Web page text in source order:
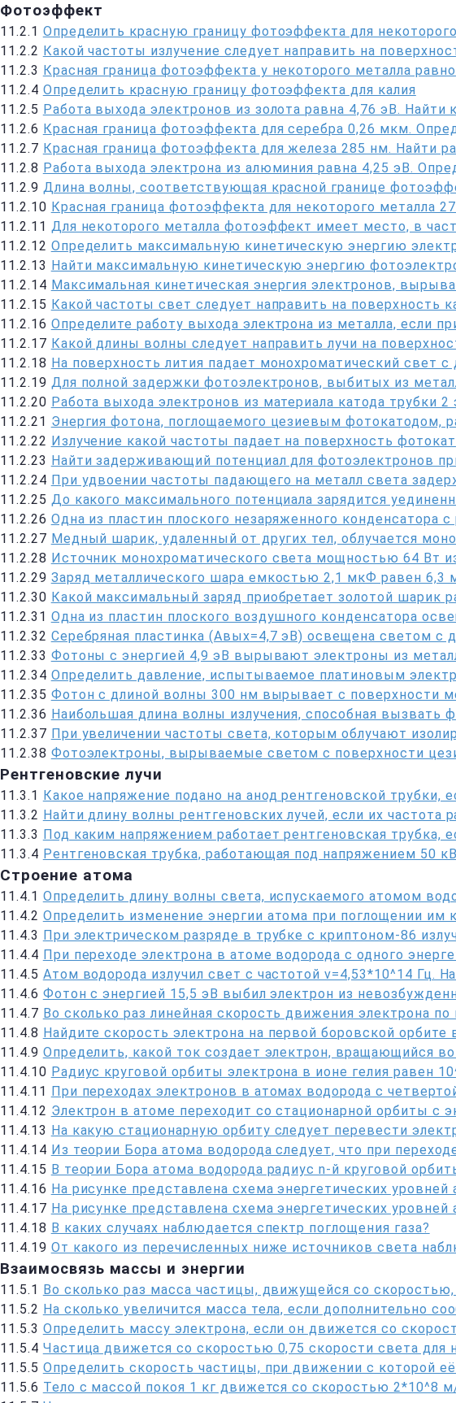
Фотоэффект
11.2.1 Определить красную границу фотоэффекта для
11.2.2 Какой частоты излучение следует направить на
11.2.3 Красная граница фотоэффекта у некоторого металла
11.2.4 Определить красную границу фотоэффекта для калия
11.2.5 Работа выхода электронов из золота равна 4,76 эВ.
11.2.6 Красная граница фотоэффекта для серебра 0,26 мкм.
11.2.7 Красная граница фотоэффекта для железа 285 нм. Найти
11.2.8 Работа выхода электрона из алюминия равна 4,25 эВ.
11.2.9 Длина волны, соответствующая красной границе
11.2.10 Красная граница фотоэффекта для некоторого металла
11.2.11 Для некоторого металла фотоэффект имеет место, в
11.2.12 Определить максимальную кинетическую энергию
11.2.13 Найти максимальную кинетическую энергию
11.2.14 Максимальная кинетическая энергия электронов,
11.2.15 Какой частоты свет следует направить на поверхность
11.2.16 Определите работу выхода электрона из металла, если
11.2.17 Какой длины волны следует направить лучи на
11.2.18 На поверхность лития падает монохроматический свет
11.2.19 Для полной задержки фотоэлектронов, выбитых из
11.2.20 Работа выхода электронов из материала катода трубки
11.2.21 Энергия фотона, поглощаемого цезиевым фотокатодом,
11.2.22 Излучение какой частоты падает на поверхность
11.2.23 Найти задерживающий потенциал для фотоэлектронов
11.2.24 При удвоении частоты падающего на металл света
11.2.25 До какого максимального потенциала зарядится
11.2.26 Одна из пластин плоского незаряженного
11.2.27 Медный шарик, удаленный от других тел, облучается
11.2.28 Источник монохроматического света мощностью 64 Вт
11.2.29 Заряд металлического шара емкостью 2,1 мкФ равен 6,3
11.2.30 Какой максимальный заряд приобретает золотой шарик
11.2.31 Одна из пластин плоского воздушного конденсатора
11.2.32 Серебряная пластинка (Aвых=4,7 эВ) освещена светом с
11.2.33 Фотоны с энергией 4,9 эВ вырывают электроны из
11.2.34 Определить давление, испытываемое платиновым
11.2.35 Фотон с длиной волны 300 нм вырывает с поверхности
11.2.36 Наибольшая длина волны излучения, способная вызвать
11.2.37 При увеличении частоты света, которым облучают
11.2.38 Фотоэлектроны, вырываемые светом с поверхности
Рентгеновские лучи
11.3.1 Какое напряжение подано на анод рентгеновской трубки,
11.3.2 Найти длину волны рентгеновских лучей, если их частота
11.3.3 Под каким напряжением работает рентгеновская трубка,
11.3.4 Рентгеновская трубка, работающая под напряжением 50
Строение атома
11.4.1 Определить длину волны света, испускаемого атомом
11.4.2 Определить изменение энергии атома при поглощении им
11.4.3 При электрическом разряде в трубке с криптоном-86
11.4.4 При переходе электрона в атоме водорода с одного
11.4.5 Атом водорода излучил свет с частотой v=4,53*10^14 Гц.
11.4.6 Фотон с энергией 15,5 эВ выбил электрон из
11.4.7 Во сколько раз линейная скорость движения электрона
11.4.8 Найдите скорость электрона на первой боровской орбите
11.4.9 Определить, какой ток создает электрон, вращающийся
11.4.10 Радиус круговой орбиты электрона в ионе гелия равен
11.4.11 При переходах электронов в атомах водорода с
11.4.12 Электрон в атоме переходит со стационарной орбиты с
11.4.13 На какую стационарную орбиту следует перевести
11.4.14 Из теории Бора атома водорода следует, что при
11.4.15 В теории Бора атома водорода радиус n-й круговой
11.4.16 На рисунке представлена схема энергетических
11.4.17 На рисунке представлена схема энергетических
11.4.18 В каких случаях наблюдается спектр поглощения газа?
11.4.19 От какого из перечисленных ниже источников света
Взаимосвязь массы и энергии
11.5.1 Во сколько раз масса частицы, движущейся со
11.5.2 На сколько увеличится масса тела, если дополнительно
11.5.3 Определить массу электрона, если он движется со
11.5.4 Частица движется со скоростью 0,75 скорости света для
11.5.5 Определить скорость частицы, при движении с которой
11.5.6 Тело с массой покоя 1 кг движется со скоростью 2*10^8